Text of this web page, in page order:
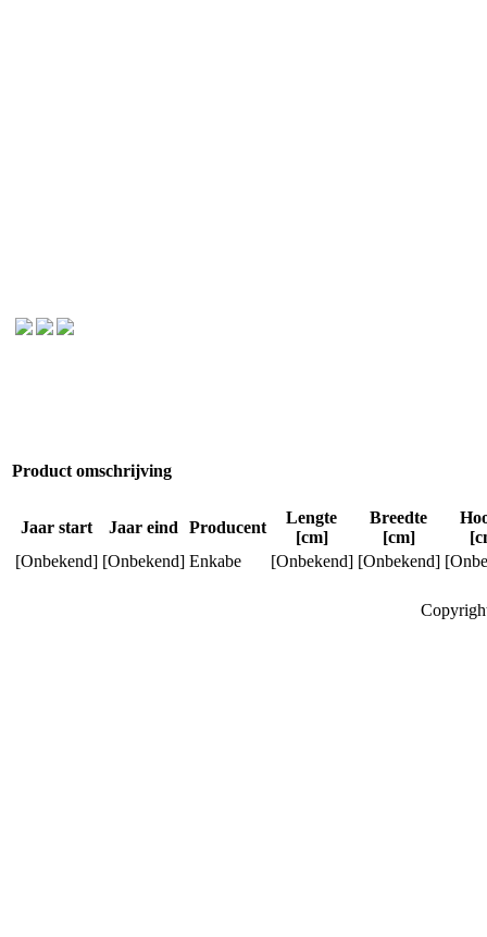
Product omschrijving
Jaar start Jaar eind Producent
Lengte
[cm]
Breedte
[cm]
[Onbekend] [Onbekend] Enkabe [Onbekend] [Onbekend]